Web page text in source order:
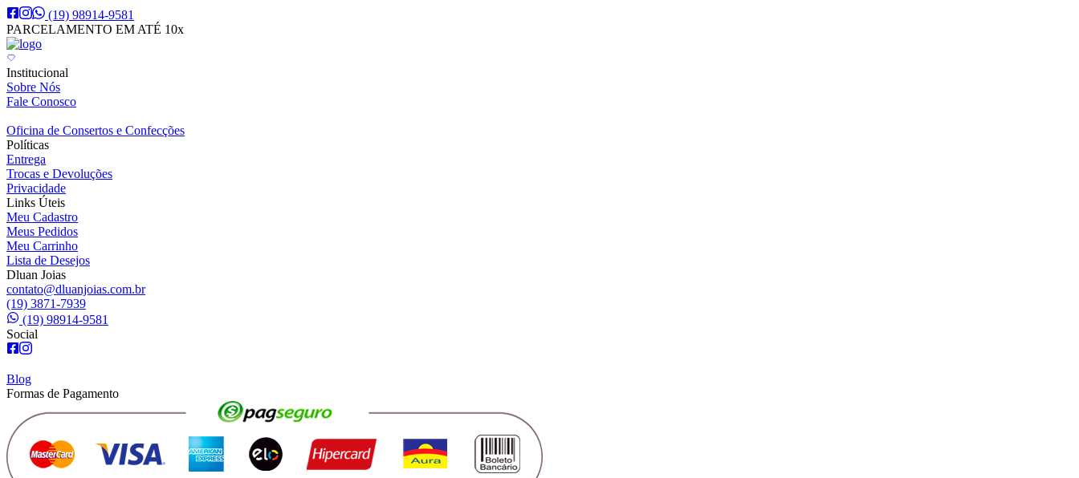
(19) 98914-9581
PARCELAMENTO EM ATÉ 10x
Institucional
Sobre Nós
Fale Conosco
Oficina de Consertos e Confecções
Políticas
Entrega
Trocas e Devoluções
Privacidade
Links Úteis
Meu Cadastro
Meus Pedidos
Meu Carrinho
Lista de Desejos
Dluan Joias
contato@dluanjoias.com.br
(19) 3871-7939
(19) 98914-9581
Social
Blog
Formas de Pagamento